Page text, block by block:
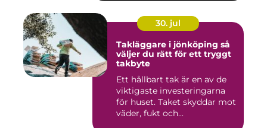
30. jul
Takläggare i jönköping så
väljer du rätt för ett tryggt
takbyte
Ett hållbart tak är en av de
viktigaste investeringarna
för huset. Taket skyddar mot
väder, fukt och...